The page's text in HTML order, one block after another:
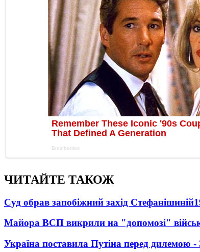
ЧИТАЙТЕ ТАКОЖ
Суд обрав запобіжний захід Стефанішиній
Майора ВСП викрили на "допомозі"
Україна поставила Путіна перед дилемою